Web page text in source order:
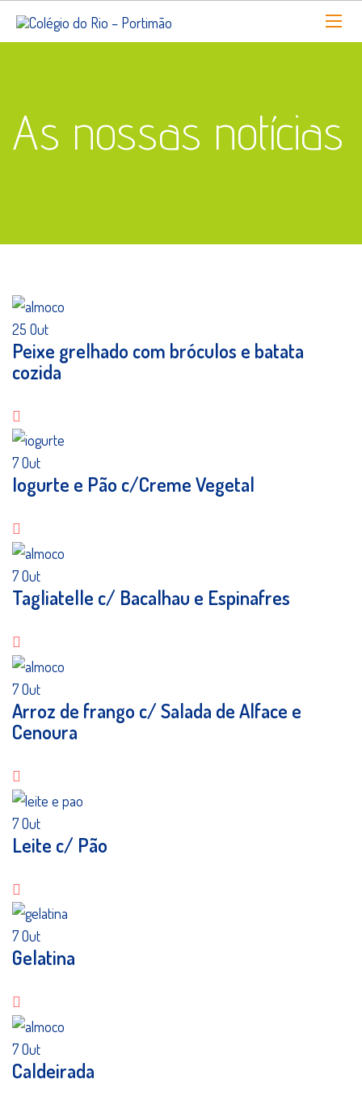
As nossas notícias
25 Out
Peixe grelhado com bróculos e batata
cozida
7Out
Iogurte e Pão c/Creme Vegetal
7Out
Tagliatelle c/ Bacalhau e Espinafres
7Out
Arroz de frango c/ Salada de Alface e
Cenoura
7Out
Leite c/ Pão
7Out
Gelatina
7Out
Caldeirada